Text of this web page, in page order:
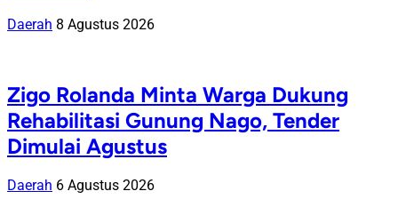
Daerah 8 Agustus 2026
Zigo Rolanda Minta Warga Dukung
Rehabilitasi Gunung Nago, Tender
Dimulai Agustus
Daerah 6 Agustus 2026